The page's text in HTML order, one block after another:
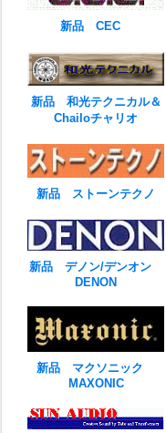
新品 CEC
新品 和光テクニカル＆
Chailoチャリオ
新品 ストーンテクノ
新品 デノン/デンオン
DENON
新品 マクソニック
MAXONIC